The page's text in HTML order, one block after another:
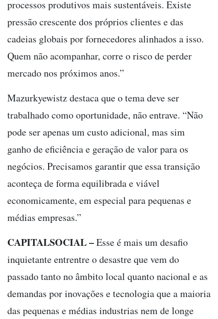
processos produtivos mais sustentáveis. Existe
pressão crescente dos próprios clientes e das
cadeias globais por fornecedores alinhados a isso.
Quem não acompanhar, corre o risco de perder
mercado nos próximos anos.”
Mazurkyewistz destaca que o tema deve ser
trabalhado como oportunidade, não entrave. “Não
pode ser apenas um custo adicional, mas sim
ganho de eficiência e geração de valor para os
negócios. Precisamos garantir que essa transição
aconteça de forma equilibrada e viável
economicamente, em especial para pequenas e
médias empresas.”
CAPITALSOCIAL –Esse é mais um desafio
inquietante entrentre o desastre que vem do
passado tanto no âmbito local quanto nacional e as
demandas por inovações e tecnologia que a maioria
das pequenas e médias industrias nem de longe